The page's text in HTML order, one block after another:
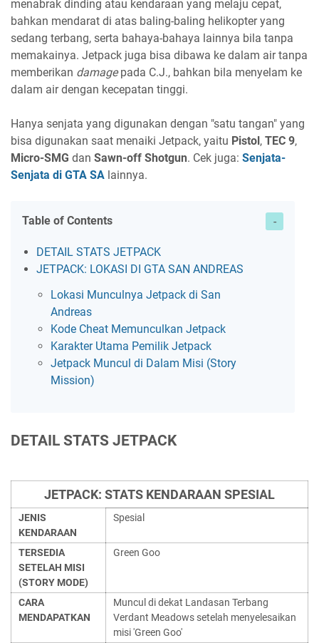
menabrak dinding atau kendaraan yang melaju cepat,
bahkan mendarat di atas baling-baling helikopter yang
sedang terbang, serta bahaya-bahaya lainnya bila tanpa
memakainya. Jetpack juga bisa dibawa ke dalam air tanpa
memberikan damagepada C.J., bahkan bila menyelam ke
dalam air dengan kecepatan tinggi.
Hanya senjata yang digunakan dengan "satu tangan" yang
bisa digunakan saat menaiki Jetpack, yaitu Pistol , TEC 9,
Micro-SMG dan Sawn-off Shotgun. Cek juga: Senjata-
Senjata di GTA SA lainnya.
Table of Contents
DETAIL STATS JETPACK
JETPACK: LOKASI DI GTA SAN ANDREAS
Lokasi Munculnya Jetpack di San
Andreas
Kode Cheat Memunculkan Jetpack
Karakter Utama Pemilik Jetpack
Jetpack Muncul di Dalam Misi (Story
Mission)
DETAIL STATS JETPACK
JETPACK: STATS KENDARAAN SPESIAL
JENIS
KENDARAAN
Spesial
TERSEDIA
SETELAH MISI
(STORY MODE)
Green Goo
CARA
MENDAPATKAN
Muncul di dekat Landasan Terbang
Verdant Meadows setelah menyelesaikan
misi 'Green Goo'